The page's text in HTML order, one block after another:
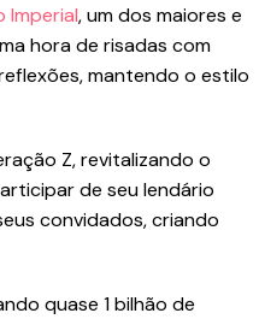
Imperial, um dos maiores e
hora de risadas com
mantendo o estilo
Z, revitalizando o
de seu lendário
convidados, criando
quase 1 bilhão de